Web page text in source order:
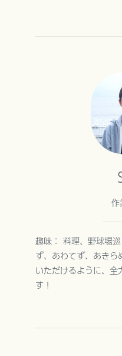
作
趣味： 料理、野球場
ず、あわてず、あき
いただけるように、全
す！